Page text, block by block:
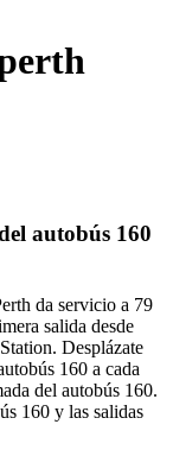
autobús 160
da servicio a 79
salida desde
Desplázate
160 a cada
del autobús 160.
160 y las salidas